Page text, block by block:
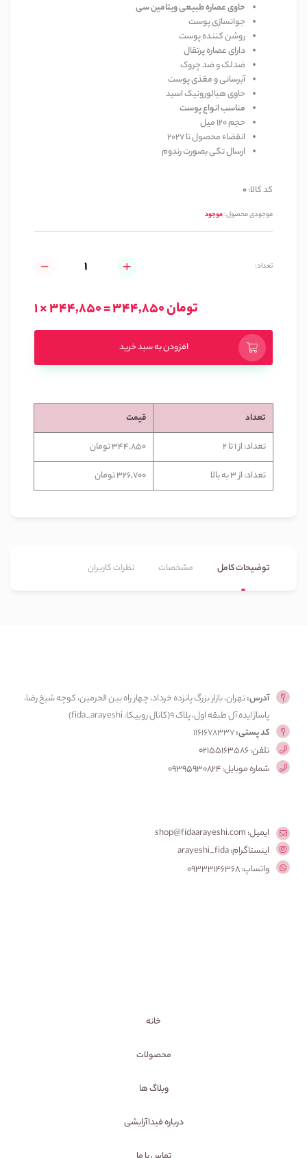
حاوی عصاره طبیعی ویتامین سی
جوانسازی پوست
روشن کننده پوست
دارای عصاره پرتقال
ضدلک و ضد چروک
آبرسانی و مغذی پوست
حاوی هیالورونیک اسید
مناسب انواع پوست
حجم 120 میل
انقضاء محصول تا 2027
ارسال تکی بصورت رندوم
کد کالا:0
موجودی محصول:موجود
تعداد:
1 × 344,850 = 344,850 تومان
افزودن به سبد خرید
تعداد
قیمت
تعداد: از 1 تا 2
344,850 تومان
تعداد: از 3 به بالا
326,700 تومان
توضیحات کامل مشخصات نظرات کاربران
آدرس:تهران، بازار بزرگ پانزده خرداد، چهار راه بین الحرمین، کوچه شیخ رضا،
پاساژ ایده آل طبقه اول، پلاک ۹(کانال روبیکا: fida_arayeshi)
کد پستی:1161678337
تلفن: 02155163586
شماره موبایل: 09395930824
ایمیل: shop@fidaarayeshi.com
اینستاگرام: arayeshi_fida
واتساپ: 09333146368
خانه
محصولات
وبلاگ ها
درباره فیداآرایشی